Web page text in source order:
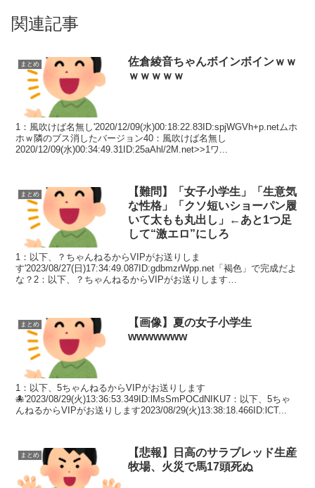
関連記事
まとめ
佐倉綾音ちゃんボインボインｗｗ
ｗｗｗｗｗ
1：風吹けば名無し'2020/12/09(水)00:18:22.83ID:spjWGVh+p.netムホ
ホｗ隣のブス消したバージョン40：風吹けば名無し
2020/12/09(水)00:34:49.31ID:25aAhl/2M.net>>1ワ...
まとめ
【難問】「女子小学生」「生意気
な性格」「クソ短いショーパン履
いて太もも丸出し」←あと1つ足
して“激エロ”にしろ
1：以下、？ちゃんねるからVIPがお送りしま
す'2023/08/27(日)17:34:49.087ID:gdbmzrWpp.net「褐色」で完成だよ
な？2：以下、？ちゃんねるからVIPがお送りします
まとめ
【画像】夏の女子小学生
wwwwwww
1：以下、5ちゃんねるからVIPがお送りします
🐙'2023/08/29(火)13:36:53.349ID:lMsSmPOCdNIKU7：以下、5ちゃ
んねるからVIPがお送りします2023/08/29(火)13:38:18.466ID:lCT...
まとめ
【悲報】日高のサラブレッド生産
牧場、火災で馬17頭死ぬ